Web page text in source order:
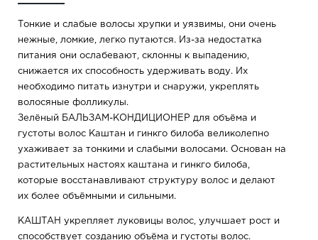
Тонкие и слабые волосы хрупки и уязвимы, они очень
нежные, ломкие, легко путаются. Из-за недостатка
питания они ослабевают, склонны к выпадению,
снижается их способность удерживать воду. Их
необходимо питать изнутри и снаружи, укреплять
волосяные фолликулы.
Зелёный БАЛЬЗАМ-КОНДИЦИОНЕР для объёма и
густоты волос Каштан и гинкго билоба великолепно
ухаживает за тонкими и слабыми волосами. Основан на
растительных настоях каштана и гинкго билоба,
которые восстанавливают структуру волос и делают
их более объёмными и сильными.
КАШТАН укрепляет луковицы волос, улучшает рост и
способствует созданию объёма и густоты волос.